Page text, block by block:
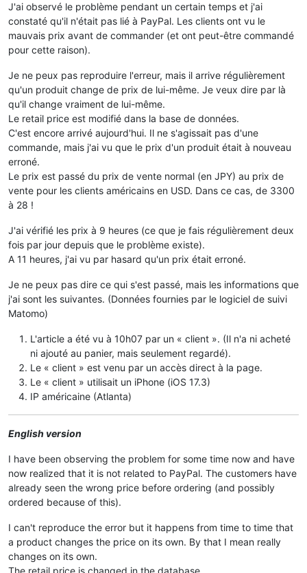
J'ai observé le problème pendant un certain temps et j'ai
constaté qu'il n'était pas lié à PayPal. Les clients ont vu le
mauvais prix avant de commander (et ont peut-être commandé
pour cette raison).
Je ne peux pas reproduire l'erreur, mais il arrive régulièrement
qu'un produit change de prix de lui-même. Je veux dire par là
qu'il change vraiment de lui-même.
Le retail price est modifié dans la base de données.
C'est encore arrivé aujourd'hui. Il ne s'agissait pas d'une
commande, mais j'ai vu que le prix d'un produit était à nouveau
erroné.
Le prix est passé du prix de vente normal (en JPY) au prix de
vente pour les clients américains en USD. Dans ce cas, de 3300
à 28 !
J'ai vérifié les prix à 9 heures (ce que je fais régulièrement deux
fois par jour depuis que le problème existe).
A 11 heures, j'ai vu par hasard qu'un prix était erroné.
Je ne peux pas dire ce qui s'est passé, mais les informations que
j'ai sont les suivantes. (Données fournies par le logiciel de suivi
Matomo)
L'article a été vu à 10h07 par un « client ». (Il n'a ni acheté
ni ajouté au panier, mais seulement regardé).
Le « client » est venu par un accès direct à la page.
Le « client » utilisait un iPhone (iOS 17.3)
IP américaine (Atlanta)
English version
I have been observing the problem for some time now and have
now realized that it is not related to PayPal. The customers have
already seen the wrong price before ordering (and possibly
ordered because of this).
I can't reproduce the error but it happens from time to time that
a product changes the price on its own. By that I mean really
changes on its own.